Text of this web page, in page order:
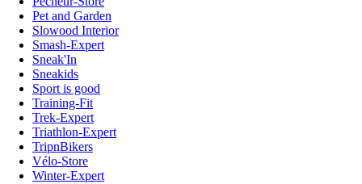
Pet and Garden
Slowood Interior
Smash-Expert
Sneak'In
Sneakids
Sport is good
Training-Fit
Trek-Expert
Triathlon-Expert
TripnBikers
Vélo-Store
Winter-Expert